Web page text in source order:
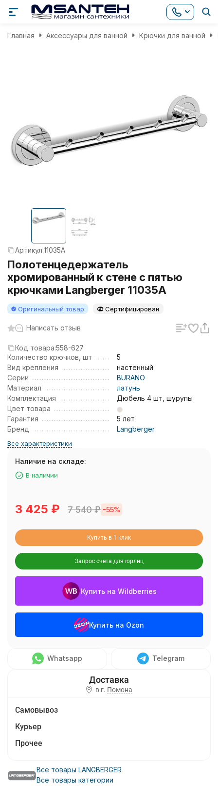
Главная Аксессуары для ванной Крючки для ванной
Артикул:11035A
Полотенцедержатель
хромированный к стене с пятью
крючками Langberger 11035A
Оригинальный товар Сертифицирован
Написать отзыв
Код товара:558-627
Количество крючков, шт
5
Вид крепления
настенный
Серии
BURANO
Материал
латунь
Комплектация
Дюбель 4 шт, шурупы
Цвет товара
Гарантия
5 лет
Бренд
Langberger
Все характеристики
Наличие на складе:
В наличии
3 425 ₽ 7 540₽ -55%
Купить в 1 клик
Запрос счета для юрлиц
Купить на Wildberries
Купить на Ozon
Whatsapp Telegram
в г. Помона
Самовывоз
Курьер
Прочее
Все товары LANGBERGER
Все товары категории